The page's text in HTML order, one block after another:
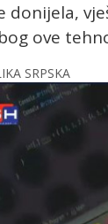
donijela,
ove
SRPSKA